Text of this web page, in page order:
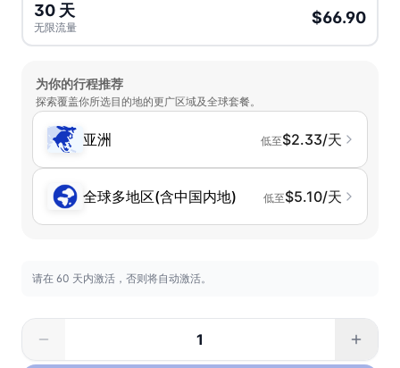
30 天
无限流量
$66.90
为你的行程推荐
探索覆盖你所选目的地的更广区域及全球套餐。
亚洲 低至$2.33/天
全球多地区(含中国内地) 低至$5.10/天
请在 60 天内激活，否则将自动激活。